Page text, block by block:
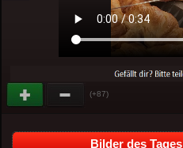
(+87)
Bilder des Tages